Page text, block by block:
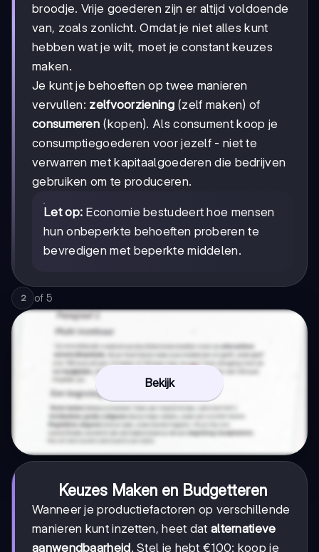
broodje. Vrije goederen zijn er altijd voldoende
van, zoals zonlicht. Omdat je niet alles kunt
hebben wat je wilt, moet je constant keuzes
maken.
Je kunt je behoeften op twee manieren
vervullen: zelfvoorziening(zelf maken) of
consumeren (kopen). Als consument koop je
consumptiegoederen voor jezelf - niet te
verwarren met kapitaalgoederen die bedrijven
gebruiken om te produceren.
Let op: Economie bestudeert hoe mensen
hun onbeperkte behoeften proberen te
bevredigen met beperkte middelen.
2 of 5
Bekijk
Keuzes Maken en Budgetteren
Wanneer je productiefactoren op verschillende
manieren kunt inzetten, heet dat alternatieve
aanwendbaarheid. Stel je hebt €100: koop je